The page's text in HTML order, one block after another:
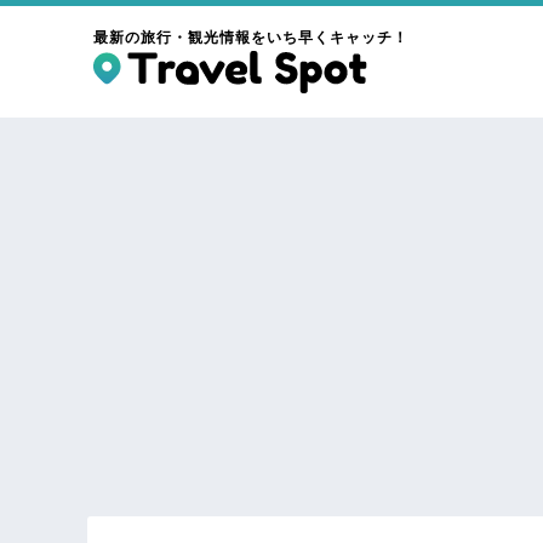
最新の旅行・観光情報をいち早くキャッチ！